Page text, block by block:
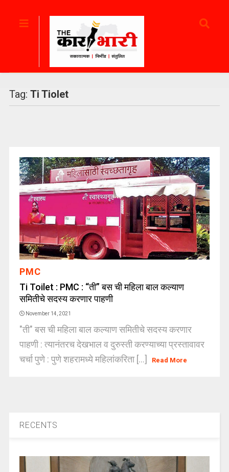
Tag: Ti Tiolet
PMC
Ti Toilet : PMC : “ती” बस ची महिला बाल कल्याण
समितीचे सदस्य करणार पाहणी
November 14, 2021
"ती" बस ची महिला बाल कल्याण समितीचे सदस्य करणार
पाहणी : त्यानंतरच देखभाल व दुरुस्ती करण्याच्या प्रस्तावावर
चर्चा पुणे : पुणे शहरामध्ये महिलांकरिता [...]
Read More
RECENTS